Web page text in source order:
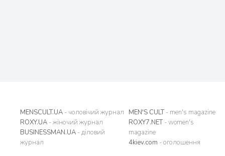
MENSCULT.UA - чоловічий журнал
ROXY.UA - жіночий журнал
BUSINESSMAN.UA - діловий
журнал
MEN'S CULT- men's magazine
ROXY7.NET- women's
magazine
4kiev.com - оголошення